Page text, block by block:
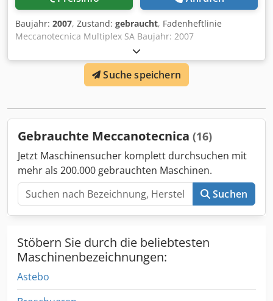
Baujahr: 2007, Zustand: gebraucht, Fadenheftlinie
Meccanotecnica Multiplex SA Baujahr: 2007
Zusammentragmaschine: Raccoglitrice MX - Anzahl
Zusammentragstationen: 18 - Optische
Bogenarterkennung - Pumpe(n) - Verteilereinheit -
Verteilungs-Übergabestation nach 2 Fadenheftmaschinen
Baujahr: 2007 - Farbmonitor - Vorlader - Optische
Buchblocktrenner - Buchstapler: Plus stacker
Fadenheftmaschine (2) Dcedpfx Aet Sz T Hog Esk
Meccanotecnica Aster 2000 Baujahr: 2005 - Vorlader -
Optische Bogenarterkennung (BAK) - 4 + 4
Öffnungsmöglichkeiten - Buchblocktrenner - Buchstapler:
Plus stacker
Suche speichern
Gebrauchte Meccanotecnica (16)
Jetzt Maschinensucher komplett durchsuchen mit
mehr als 200.000 gebrauchten Maschinen.
Suchen
Stöbern Sie durch die beliebtesten
Maschinenbezeichnungen:
Astebo